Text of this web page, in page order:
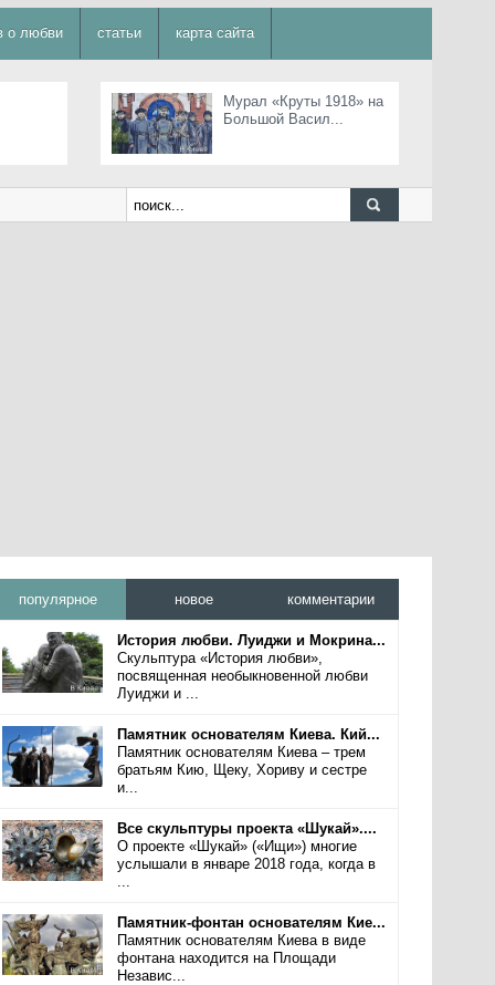
о любви статьи карта сайта
Мурал «Круты 1918» на
Большой Васил...
популярное новое комментарии
История любви. Луиджи и Мокрина...
Скульптура «История любви»,
посвященная необыкновенной любви
Луиджи и ...
Памятник основателям Киева. Кий...
Памятник основателям Киева – трем
братьям Кию, Щеку, Хориву и сестре
и...
Все скульптуры проекта «Шукай»....
О проекте «Шукай» («Ищи») многие
услышали в январе 2018 года, когда в
...
Памятник-фонтан основателям Кие...
Памятник основателям Киева в виде
фонтана находится на Площади
Независ...